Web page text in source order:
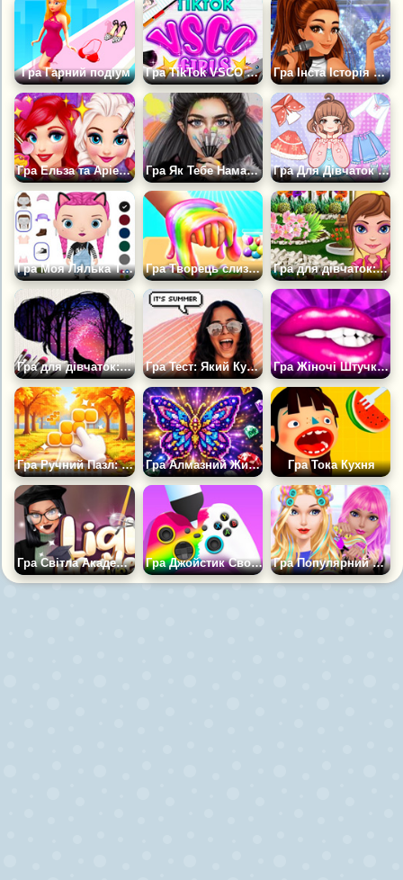
Гра Гарний подіум Гра TikTok VSCO Дівчата Гра Інста Історія Аріани Гранде
Гра Ельза та Аріель на Гала Концерті Гра Як Тебе Намалює Художник? Гра Для Дівчаток Розблокування: Міні Веселощі
Гра Моя Лялька Творець Аватара Гра Творець слизу ASMR Своїми Руками Гра для дівчаток: Догляд за садом
Гра для дівчаток: Мистецтво Силуету Гра Тест: Який Купальник Тобі Підійде? Гра Жіночі Штучки Вгадай!
Гра Ручний Пазл: Сортування та Укладання Діамантів Гра Алмазний Живопис Гра Тока Кухня
Гра Світла Академія Проти Темної Академії Гра Джойстик Своїми Руками Гра Популярний Спа Салон